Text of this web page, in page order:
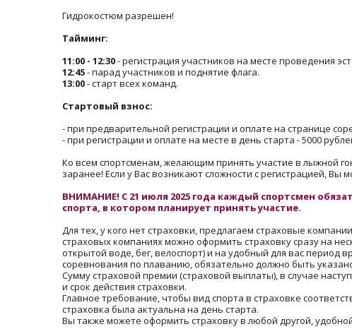
Гидрокостюм разрешен!
Тайминг:
11:00 - 12:30- регистрация участников на месте проведения
12:45- парад участников и поднятие флага.
13:00- старт всех команд.
Стартовый взнос:
- при предварительной регистрации и оплате на странице
- при регистрации и оплате на месте в день старта - 5000
Ко всем спортсменам, желающим принять участие в лыжной
заранее! Если у Вас возникают сложности с регистрацией,
ВНИМАНИЕ! С 21 июля 2025 года каждый спортсмен
спорта, в котором планирует принять участие.
Для тех, у кого нет страховки, предлагаем страховые
страховых компаниях можно оформить страховку сразу на
открытой воде, бег, велоспорт) и на удобный для вас период
соревнования по плаванию, обязательно должно быть
Сумму страховой премии (страховой выплаты), в случае
и срок действия страховки.
Главное требование, чтобы вид спорта в страховке
страховка была актуальна на день старта.
Вы также можете оформить страховку в любой другой,